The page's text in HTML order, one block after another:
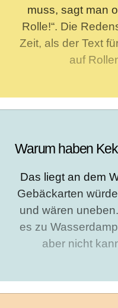
muss, sagt man
Rolle!“. Die
Zeit, als der Text
auf
Warum haben
Das liegt an dem
Gebäckarten
und wären
es zu
aber nicht